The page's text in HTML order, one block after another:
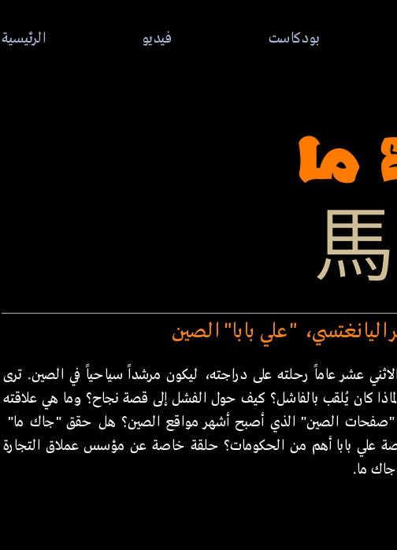
الرئيسية فيديو بودكاست
اليانغتسي، "علي بابا" الصين
عشر عاماً رحلته على دراجته، ليكون مرشداً سياحياً في الصين. ترى
كان يُلقب بالفاشل؟ كيف حول الفشل إلى قصة نجاح؟ وما هي علاقته
"صفحات الصين" الذي أصبح أشهر مواقع الصين؟ هل حقق "جاك ما"
علي بابا أهم من الحكومات؟ حلقة خاصة عن مؤسس عملاق التجارة
جاك ما.